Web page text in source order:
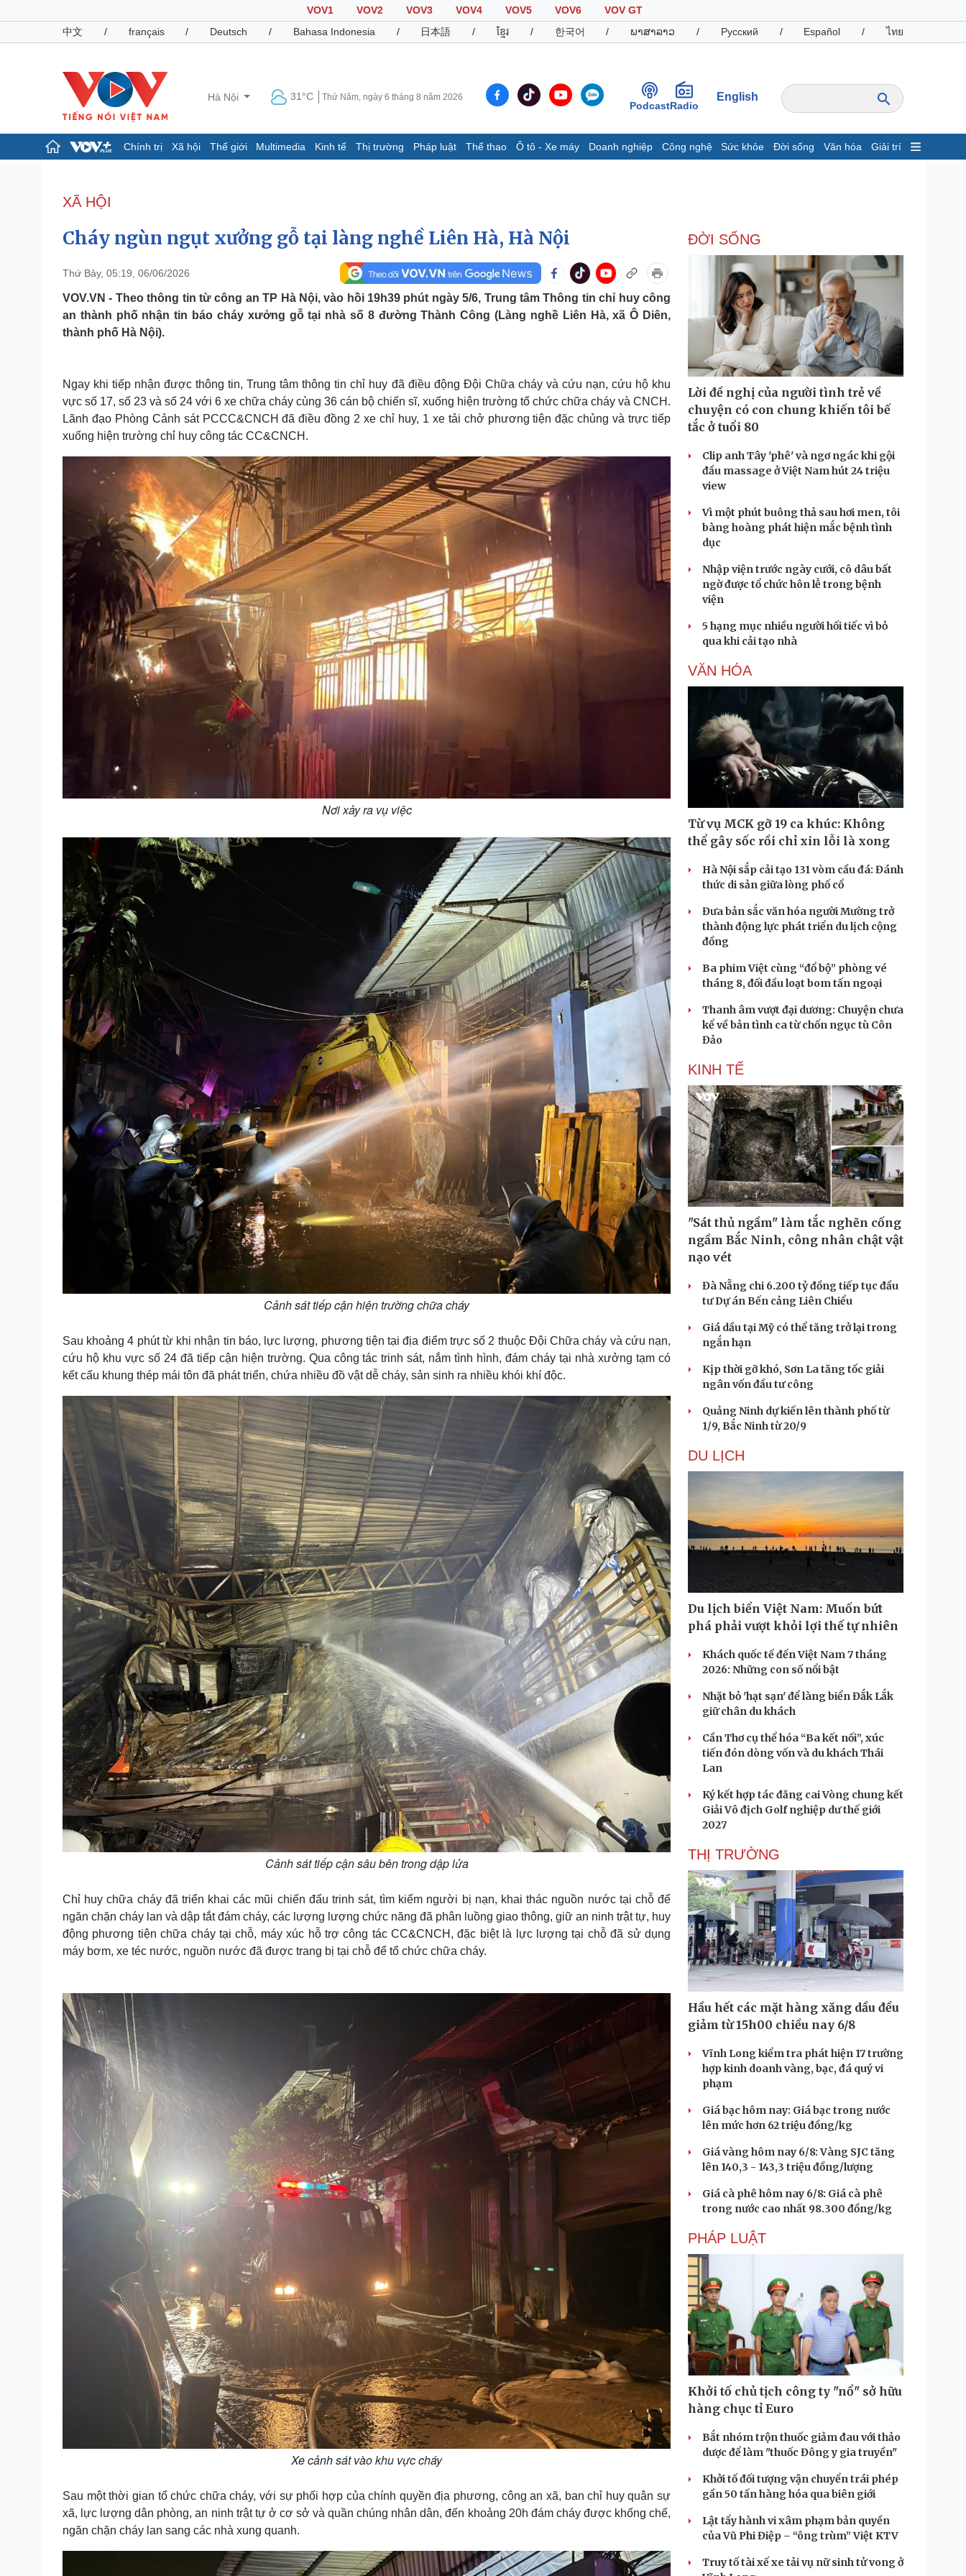
VOV1 VOV2 VOV3 VOV4 VOV5 VOV6
VOV GT
中文
/ français / Deutsch / Bahasa Indonesia / 日本語 / ខ្មែរ / 한국어 / ພາສາລາວ / Русский / Español / ไทย
Hà Nội 31°C Thứ Năm, ngày 6 tháng 8 năm 2026
PodcastRadio
English
Chính trị Xã hội Thế giới Multimedia Kinh tế Thị trường Pháp luật Thể thao Ô tô - Xe máy Doanh nghiệp Công nghệ Sức khỏe Đời sống Văn hóa Giải trí
Đảng
Tổ chức nhân sự
Nhận diện sự thật
Giáo dục
Dấu ấn VOV
Infographic
Giá cà phê
Pháp luật
Vụ án
Tin nóng
Quân sự - Quốc phòng
Vũ khí
Thể thao
Bóng đá
Ô tô - Xe máy
Ô tô
Doanh nghiệp
Thông tin doanh nghiệp
Doanh nghiệp 24h
Vì cộng đồng
Công nghệ
Sành điệu
Tin Công nghệ
Trải nghiệm
Chuyển đổi số
Sức khỏe
Dinh dưỡng - món ngon
Cây thuốc
Nam khoa
Làm đẹp - giảm cân
Phòng mạch online
Ăn sạch sống khỏe
Đời sống
Nhà đẹp
Blog
Văn hóa
Sân khấu - Điện ảnh
Giải trí
Nghệ sĩ
Du lịch
Tư vấn
Podcast
Câu chuyện thời sự
Cửa sổ tình yêu
Kể chuyện cho bé
Hạt giống tâm hồn
Cải chính
XÃ HỘI
Cháy ngùn ngụt xưởng gỗ tại làng nghề Liên Hà, Hà Nội
Thứ Bảy, 05:19, 06/06/2026
VOV.VN - Theo thông tin từ công an TP Hà Nội, vào hồi 19h39 phút ngày 5/6, Trung tâm Thông tin chỉ huy công
an thành phố nhận tin báo cháy xưởng gỗ tại nhà số 8 đường Thành Công (Làng nghề Liên Hà, xã Ô Diên,
thành phố Hà Nội).
Ngay khi tiếp nhận được thông tin, Trung tâm thông tin chỉ huy đã điều động Đội Chữa cháy và cứu nạn, cứu hộ khu
vực số 17, số 23 và số 24 với 6 xe chữa cháy cùng 36 cán bộ chiến sĩ, xuống hiện trường tổ chức chữa cháy và CNCH.
Lãnh đạo Phòng Cảnh sát PCCC&CNCH đã điều đồng 2 xe chỉ huy, 1 xe tải chở phương tiện đặc chủng và trực tiếp
xuống hiện trường chỉ huy công tác CC&CNCH.
Nơi xảy ra vụ việc
Cảnh sát tiếp cận hiện trường chữa cháy
Sau khoảng 4 phút từ khi nhận tin báo, lực lượng, phương tiện tại địa điểm trực số 2 thuộc Đội Chữa cháy và cứu nạn,
cứu hộ khu vực số 24 đã tiếp cận hiện trường. Qua công tác trinh sát, nắm tình hình, đám cháy tại nhà xưởng tạm có
kết cấu khung thép mái tôn đã phát triển, chứa nhiều đồ vật dễ cháy, sản sinh ra nhiều khói khí độc.
Cảnh sát tiếp cận sâu bên trong dập lửa
Chỉ huy chữa cháy đã triển khai các mũi chiến đấu trinh sát, tìm kiếm người bị nạn, khai thác nguồn nước tại chỗ để
ngăn chặn cháy lan và dập tắt đám cháy, các lượng lượng chức năng đã phân luồng giao thông, giữ an ninh trật tự, huy
động phương tiện chữa cháy tại chỗ, máy xúc hỗ trợ công tác CC&CNCH, đặc biệt là lực lượng tại chỗ đã sử dụng
máy bơm, xe téc nước, nguồn nước đã được trang bị tại chỗ để tổ chức chữa cháy.
Xe cảnh sát vào khu vực cháy
Sau một thời gian tổ chức chữa cháy, với sự phối hợp của chính quyền địa phương, công an xã, ban chỉ huy quân sự
xã, lực lượng dân phòng, an ninh trật tự ở cơ sở và quần chúng nhân dân, đến khoảng 20h đám cháy được khống chế,
ngăn chặn cháy lan sang các nhà xung quanh.
ĐỜI SỐNG
Lời đề nghị của người tình trẻ về
chuyện có con chung khiến tôi bế
tắc ở tuổi 80
Clip anh Tây 'phê' và ngơ ngác khi gội
đầu massage ở Việt Nam hút 24 triệu
view
Vì một phút buông thả sau hơi men, tôi
bàng hoàng phát hiện mắc bệnh tình
dục
Nhập viện trước ngày cưới, cô dâu bất
ngờ được tổ chức hôn lễ trong bệnh
viện
5 hạng mục nhiều người hối tiếc vì bỏ
qua khi cải tạo nhà
VĂN HÓA
Từ vụ MCK gỡ 19 ca khúc: Không
thể gây sốc rồi chỉ xin lỗi là xong
Hà Nội sắp cải tạo 131 vòm cầu đá: Đánh
thức di sản giữa lòng phố cổ
Đưa bản sắc văn hóa người Mường trở
thành động lực phát triển du lịch cộng
đồng
Ba phim Việt cùng “đổ bộ” phòng vé
tháng 8, đối đầu loạt bom tấn ngoại
Thanh âm vượt đại dương: Chuyện chưa
kể về bản tình ca từ chốn ngục tù Côn
Đảo
KINH TẾ
"Sát thủ ngầm" làm tắc nghẽn cống
ngầm Bắc Ninh, công nhân chật vật
nạo vét
Đà Nẵng chi 6.200 tỷ đồng tiếp tục đầu
tư Dự án Bến cảng Liên Chiểu
Giá dầu tại Mỹ có thể tăng trở lại trong
ngắn hạn
Kịp thời gỡ khó, Sơn La tăng tốc giải
ngân vốn đầu tư công
Quảng Ninh dự kiến lên thành phố từ
1/9, Bắc Ninh từ 20/9
DU LỊCH
Du lịch biển Việt Nam: Muốn bứt
phá phải vượt khỏi lợi thế tự nhiên
Khách quốc tế đến Việt Nam 7 tháng
2026: Những con số nổi bật
Nhặt bỏ 'hạt sạn' để làng biển Đắk Lắk
giữ chân du khách
Cần Thơ cụ thể hóa “Ba kết nối”, xúc
tiến đón dòng vốn và du khách Thái
Lan
Ký kết hợp tác đăng cai Vòng chung kết
Giải Vô địch Golf nghiệp dư thế giới
2027
THỊ TRƯỜNG
Hầu hết các mặt hàng xăng dầu đều
giảm từ 15h00 chiều nay 6/8
Vĩnh Long kiểm tra phát hiện 17 trường
hợp kinh doanh vàng, bạc, đá quý vi
phạm
Giá bạc hôm nay: Giá bạc trong nước
lên mức hơn 62 triệu đồng/kg
Giá vàng hôm nay 6/8: Vàng SJC tăng
lên 140,3 - 143,3 triệu đồng/lượng
Giá cà phê hôm nay 6/8: Giá cà phê
trong nước cao nhất 98.300 đồng/kg
PHÁP LUẬT
Khởi tố chủ tịch công ty "nổ" sở hữu
hàng chục tỉ Euro
Bắt nhóm trộn thuốc giảm đau với thảo
dược để làm "thuốc Đông y gia truyền"
Khởi tố đối tượng vận chuyển trái phép
gần 50 tấn hàng hóa qua biên giới
Lật tẩy hành vi xâm phạm bản quyền
của Vũ Phi Điệp – “ông trùm” Việt KTV
Truy tố tài xế xe tải vụ nữ sinh tử vong ở